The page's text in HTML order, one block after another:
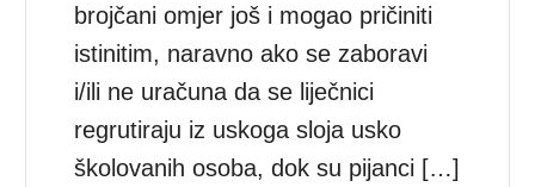
brojčani omjer još i mogao pričiniti
istinitim, naravno ako se zaboravi
i/ili ne uračuna da se liječnici
regrutiraju iz uskoga sloja usko
školovanih osoba, dok su pijanci […]